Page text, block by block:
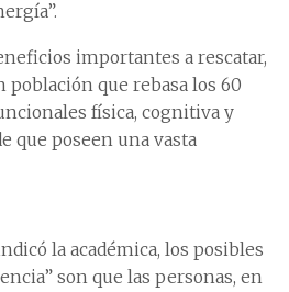
importantes a rescatar,
población que rebasa los 60
física, cognitiva y
que poseen una vasta
la académica, los posibles
son que las personas, en